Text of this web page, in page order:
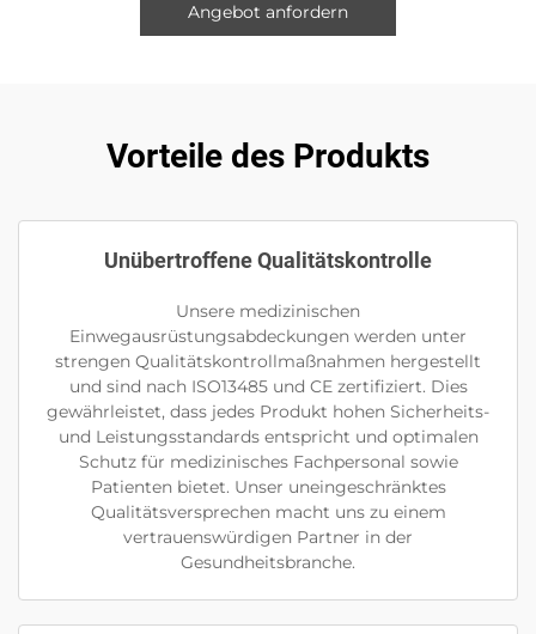
Angebot anfordern
Vorteile des Produkts
Unübertroffene Qualitätskontrolle
Unsere medizinischen
Einwegausrüstungsabdeckungen werden unter
strengen Qualitätskontrollmaßnahmen hergestellt
und sind nach ISO13485 und CE zertifiziert. Dies
gewährleistet, dass jedes Produkt hohen Sicherheits-
und Leistungsstandards entspricht und optimalen
Schutz für medizinisches Fachpersonal sowie
Patienten bietet. Unser uneingeschränktes
Qualitätsversprechen macht uns zu einem
vertrauenswürdigen Partner in der
Gesundheitsbranche.